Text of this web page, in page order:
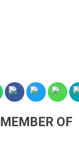
MEMBER OF